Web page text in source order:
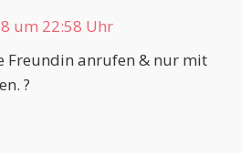
um 22:58 Uhr
Freundin anrufen & nur mit
?